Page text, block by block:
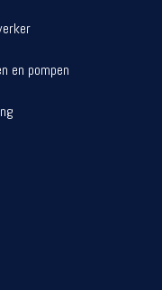
en pompen